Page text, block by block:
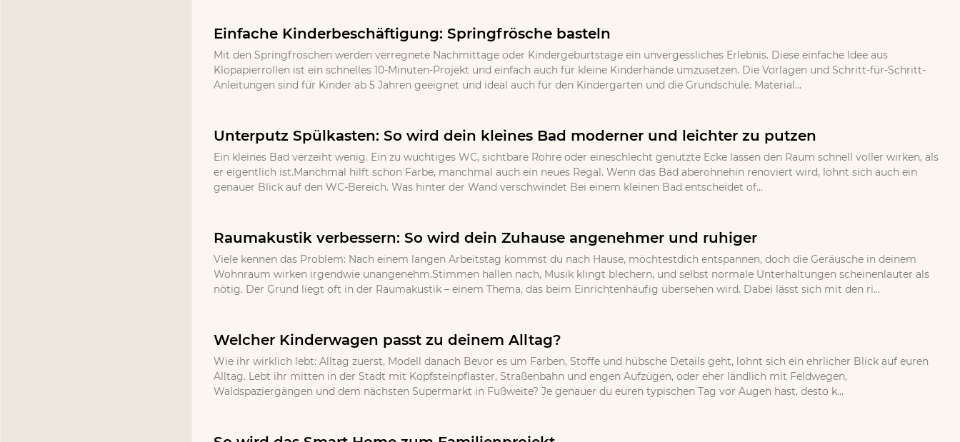
Einfache Kinderbeschäftigung: Springfrösche basteln
Mit den Springfröschen werden verregnete Nachmittage oder Kindergeburtstage ein unvergessliches Erlebnis. Diese einfache Idee aus
Klopapierrollen ist ein schnelles 10-Minuten-Projekt und einfach auch für kleine Kinderhände umzusetzen. Die Vorlagen und Schritt-für-Schritt-
Anleitungen sind für Kinder ab 5 Jahren geeignet und ideal auch für den Kindergarten und die Grundschule. Material...
Unterputz Spülkasten: So wird dein kleines Bad moderner und leichter zu putzen
Ein kleines Bad verzeiht wenig. Ein zu wuchtiges WC, sichtbare Rohre oder eineschlecht genutzte Ecke lassen den Raum schnell voller wirken, als
er eigentlich ist.Manchmal hilft schon Farbe, manchmal auch ein neues Regal. Wenn das Bad aberohnehin renoviert wird, lohnt sich auch ein
genauer Blick auf den WC-Bereich. Was hinter der Wand verschwindet Bei einem kleinen Bad entscheidet of...
Raumakustik verbessern: So wird dein Zuhause angenehmer und ruhiger
Viele kennen das Problem: Nach einem langen Arbeitstag kommst du nach Hause, möchtestdich entspannen, doch die Geräusche in deinem
Wohnraum wirken irgendwie unangenehm.Stimmen hallen nach, Musik klingt blechern, und selbst normale Unterhaltungen scheinenlauter als
nötig. Der Grund liegt oft in der Raumakustik – einem Thema, das beim Einrichtenhäufig übersehen wird. Dabei lässt sich mit den ri...
Welcher Kinderwagen passt zu deinem Alltag?
Wie ihr wirklich lebt: Alltag zuerst, Modell danach Bevor es um Farben, Stoffe und hübsche Details geht, lohnt sich ein ehrlicher Blick auf euren
Alltag. Lebt ihr mitten in der Stadt mit Kopfsteinpflaster, Straßenbahn und engen Aufzügen, oder eher ländlich mit Feldwegen,
Waldspaziergängen und dem nächsten Supermarkt in Fußweite? Je genauer du euren typischen Tag vor Augen hast, desto k...